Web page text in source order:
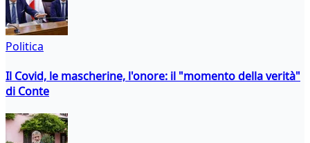
Politica
Il Covid, le mascherine, l'onore: il "momento della verità"
di Conte